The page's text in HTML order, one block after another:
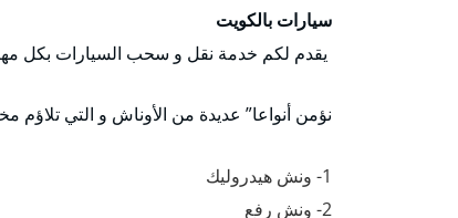
سيارات بالكويت
يقدم لكم خدمة نقل و سحب السيارات بكل
نؤمن أنواعا” عديدة من الأوناش و التي
1- ونش هيدروليك
2- ونش رفع